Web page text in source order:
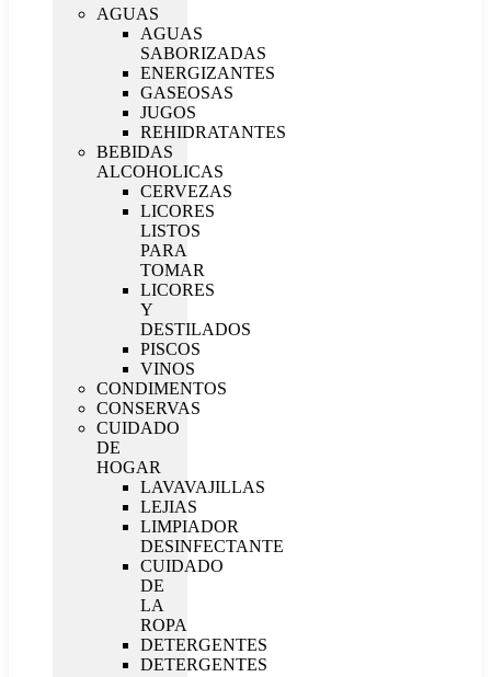
AGUAS
AGUAS
SABORIZADAS
ENERGIZANTES
GASEOSAS
JUGOS
REHIDRATANTES
BEBIDAS
ALCOHOLICAS
CERVEZAS
LICORES
LISTOS
PARA
TOMAR
LICORES
Y
DESTILADOS
PISCOS
VINOS
CONDIMENTOS
CONSERVAS
CUIDADO
DE
HOGAR
LAVAVAJILLAS
LEJIAS
LIMPIADOR
DESINFECTANTE
CUIDADO
DE
LA
ROPA
DETERGENTES
DETERGENTES